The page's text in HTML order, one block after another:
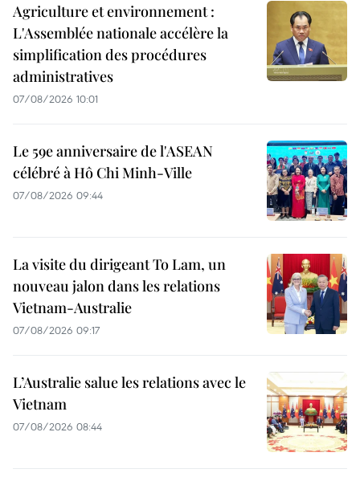
Agriculture et environnement :
L'Assemblée nationale accélère la
simplification des procédures
administratives
07/08/2026 10:01
Le 59e anniversaire de l'ASEAN
célébré à Hô Chi Minh-Ville
07/08/2026 09:44
La visite du dirigeant To Lam, un
nouveau jalon dans les relations
Vietnam-Australie
07/08/2026 09:17
L’Australie salue les relations avec le
Vietnam
07/08/2026 08:44